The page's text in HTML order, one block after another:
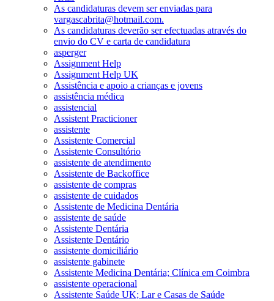
As candidaturas devem ser enviadas para
vargascabrita@hotmail.com.
As candidaturas deverão ser efectuadas através do
envio do CV e carta de candidatura
asperger
Assignment Help
Assignment Help UK
Assistência e apoio a crianças e jovens
assistência médica
assistencial
Assistent Practicioner
assistente
Assistente Comercial
Assistente Consultório
assistente de atendimento
Assistente de Backoffice
assistente de compras
assistente de cuidados
Assistente de Medicina Dentária
assistente de saúde
Assistente Dentária
Assistente Dentário
assistente domiciliário
assistente gabinete
Assistente Medicina Dentária; Clínica em Coimbra
assistente operacional
Assistente Saúde UK; Lar e Casas de Saúde